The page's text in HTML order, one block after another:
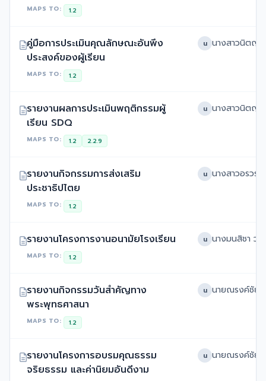
MAPS TO: 1.2
คู่มือการประเมินคุณลักษณะอันพึง
ประสงค์ของผู้เรียน
MAPS TO: 1.2
น
รายงานผลการประเมินพฤติกรรมผู้
เรียน SDQ
MAPS TO: 1.2 2.2.9
น
รายงานกิจกรรมการส่งเสริม
ประชาธิปไตย
MAPS TO: 1.2
น
รายงานโครงการงานอนามัยโรงเรียน
MAPS TO: 1.2
น
รายงานกิจกรรมวันสำคัญทาง
พระพุทธศาสนา
MAPS TO: 1.2
น
รายงานโครงการอบรมคุณธรรม
จริยธรรม และค่านิยมอันดีงาม
น